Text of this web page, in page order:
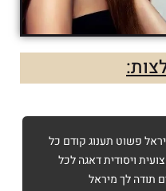
פשוט תענוג קודם כל
ויסודית דאגה לכל
תודה לך מיראל